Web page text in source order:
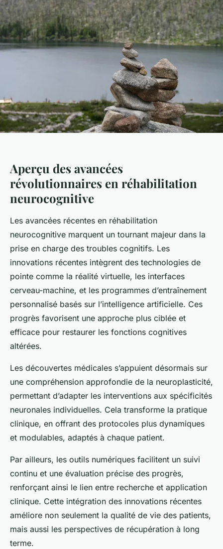
Aperçu des avancées
révolutionnaires en réhabilitation
neurocognitive
Les avancées récentes en réhabilitation
neurocognitive marquent un tournant majeur dans la
prise en charge des troubles cognitifs. Les
innovations récentes intègrent des technologies de
pointe comme la réalité virtuelle, les interfaces
cerveau-machine, et les programmes d’entraînement
personnalisé basés sur l’intelligence artificielle. Ces
progrès favorisent une approche plus ciblée et
efficace pour restaurer les fonctions cognitives
altérées.
Les découvertes médicales s’appuient désormais sur
une compréhension approfondie de la neuroplasticité,
permettant d’adapter les interventions aux spécificités
neuronales individuelles. Cela transforme la pratique
clinique, en offrant des protocoles plus dynamiques
et modulables, adaptés à chaque patient.
Par ailleurs, les outils numériques facilitent un suivi
continu et une évaluation précise des progrès,
renforçant ainsi le lien entre recherche et application
clinique. Cette intégration des innovations récentes
améliore non seulement la qualité de vie des patients,
mais aussi les perspectives de récupération à long
terme.